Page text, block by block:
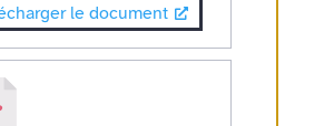
le document